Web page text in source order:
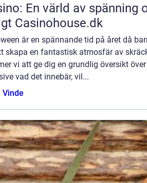
En värld av spänning
Casinohouse.dk
är en spännande tid på året då
skapa en fantastisk atmosfär av
vi att ge dig en grundlig översikt
vad det innebär, vil...
Vinde